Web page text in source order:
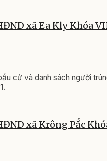
xã Ea Kly Khóa
cử và danh sách người
xã Krông Pắc